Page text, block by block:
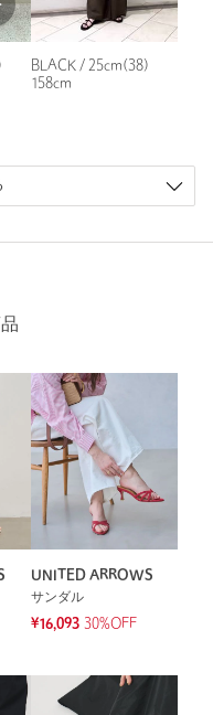
25cm(38)
かったので[38]にしま
BLACK / 25cm(38)
158cm
UNITED ARROWS
サンダル
¥16,093 30%OFF